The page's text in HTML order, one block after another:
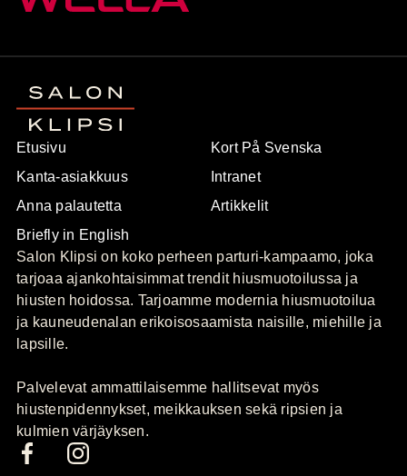
Etusivu
Kanta-asiakkuus
Anna palautetta
Briefly in English
Kort På Svenska
Intranet
Artikkelit
Salon Klipsi on koko perheen parturi-kampaamo, joka
tarjoaa ajankohtaisimmat trendit hiusmuotoilussa ja
hiusten hoidossa. Tarjoamme modernia hiusmuotoilua
ja kauneudenalan erikoisosaamista naisille, miehille ja
lapsille.
Palvelevat ammattilaisemme hallitsevat myös
hiustenpidennykset, meikkauksen sekä ripsien ja
kulmien värjäyksen.